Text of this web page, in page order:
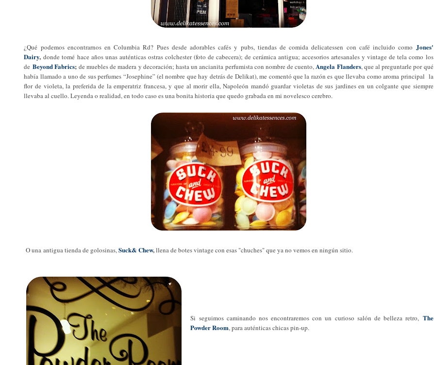
¿Qué podemos encontrarnos en Columbia Rd? Pues desde adorables cafés y pubs, tiendas de comida delicatessen con café incluido como Jones'
Dairy,donde tomé hace años unas auténticas ostras colchester (foto de cabecera); de cerámica antigua; accesorios artesanales y vintage de tela como los
de Beyond Fabrics;de muebles de madera y decoración; hasta un ancianita perfumista con nombre de cuento,Angela Flanders, que al preguntarle por qué
había llamado a uno de sus perfumes “Josephine” (el nombre que hay detrás de Delikat), me comentó que la razón es que llevaba como aroma principal la
flor de violeta, la preferida de la emperatriz francesa, y que al morir ella, Napoleón mandó guardar violetas de sus jardines en un colgante que siempre
llevaba al cuello. Leyenda o realidad, en todo caso es una bonita historia que quedo grabada en mi novelesco cerebro.
O una antigua tienda de golosinas,Suck& Chew,llena de botes vintage con esas "chuches" que ya no vemos en ningún sitio.
Si seguimos caminando nos encontraremos con un curioso salón de belleza retro, The
Powder Room, para auténticas chicas pin-up.